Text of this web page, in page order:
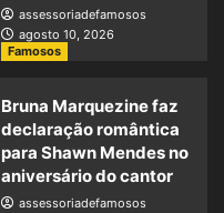
assessoriadefamosos
agosto 10, 2026
Famosos
Bruna Marquezine faz
declaração romântica
para Shawn Mendes no
aniversário do cantor
assessoriadefamosos